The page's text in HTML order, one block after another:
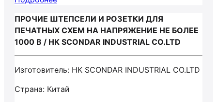
ПРОЧИЕ ШТЕПСЕЛИ И РОЗЕТКИ ДЛЯ
ПЕЧАТНЫХ СХЕМ НА НАПРЯЖЕНИЕ НЕ БОЛЕЕ
1000 В / HK SCONDAR INDUSTRIAL CO.LTD
Изготовитель: HK SCONDAR INDUSTRIAL CO.LTD
Страна: Китай